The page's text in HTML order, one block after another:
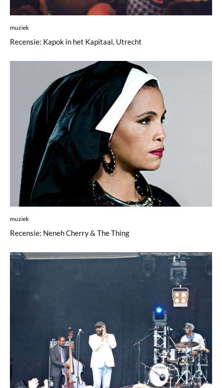
muziek
Recensie: Kapok in het Kapitaal, Utrecht
muziek
Recensie: Neneh Cherry & The Thing